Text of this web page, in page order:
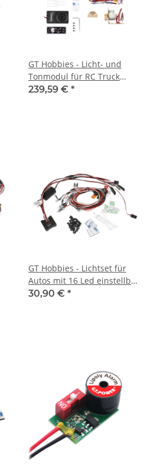
GT Hobbies - Licht- und
Tonmodul für RC Truck
(1GT0117)
239,59 € *
GT Hobbies - Lichtset für
Autos mit 16 Led einstellbar
(GT053)
30,90 € *